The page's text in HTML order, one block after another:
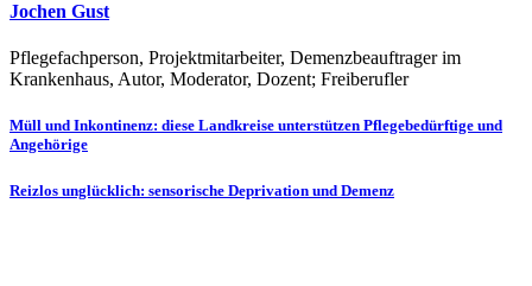
Jochen Gust
Pflegefachperson, Projektmitarbeiter, Demenzbeauftrager im
Krankenhaus, Autor, Moderator, Dozent; Freiberufler
Beitragsnavigation
Müll und Inkontinenz: diese Landkreise unterstützen Pflegebedürftige und
Angehörige
Reizlos unglücklich: sensorische Deprivation und Demenz